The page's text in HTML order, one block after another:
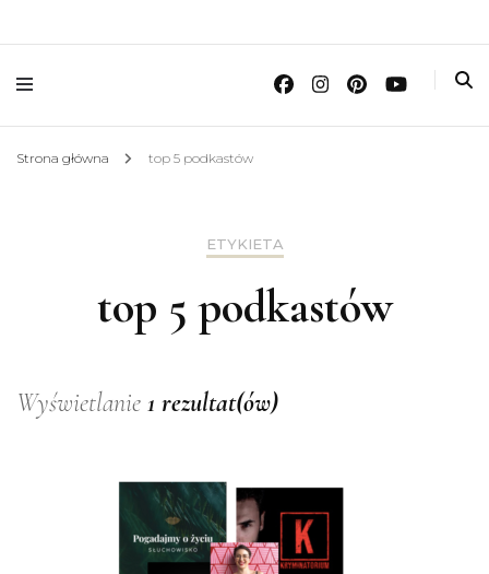
Strona główna top 5 podkastów
ETYKIETA
top 5 podkastów
Wyświetlanie 1 rezultat(ów)